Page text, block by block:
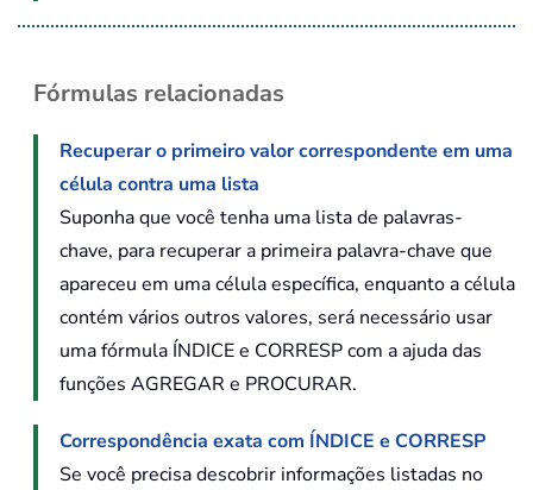
Fórmulas relacionadas
Recuperar o primeiro valor correspondente em uma
célula contra uma lista
Suponha que você tenha uma lista de palavras-
chave, para recuperar a primeira palavra-chave que
apareceu em uma célula específica, enquanto a célula
contém vários outros valores, será necessário usar
uma fórmula ÍNDICE e CORRESP com a ajuda das
funções AGREGAR e PROCURAR.
Correspondência exata com ÍNDICE e CORRESP
Se você precisa descobrir informações listadas no